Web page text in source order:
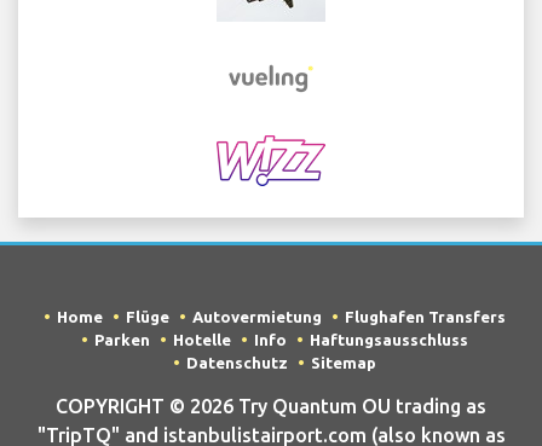
Home Flüge Autovermietung
Flughafen Transfers
Parken
Hotelle Info
Haftungsausschluss
Datenschutz
Sitemap
COPYRIGHT © 2026 Try Quantum OU trading as
"TripTQ" and istanbulistairport.com (also known as